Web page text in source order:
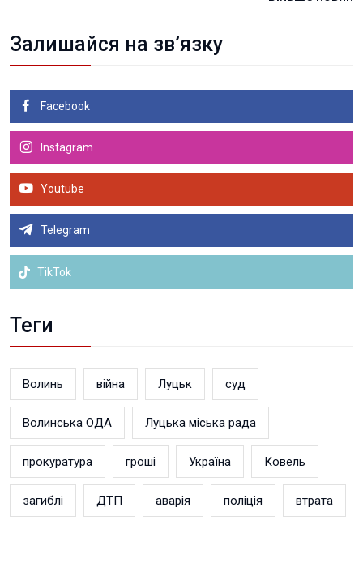
Залишайся на зв’язку
Facebook
Instagram
Youtube
Telegram
TikTok
Теги
Волинь війна Луцьк суд
Волинська ОДА Луцька міська рада
прокуратура гроші Україна Ковель
загиблі ДТП аварія поліція втрата